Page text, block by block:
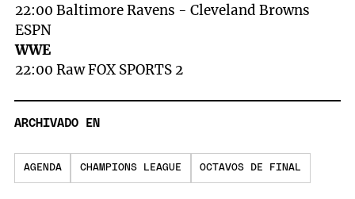
22:00 Baltimore Ravens - Cleveland Browns
ESPN
WWE
22:00 Raw FOX SPORTS 2
ARCHIVADO EN
AGENDA CHAMPIONS LEAGUE OCTAVOS DE FINAL